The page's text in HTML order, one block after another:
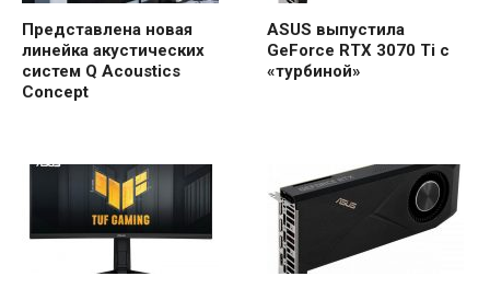
Представлена ​​новая
линейка акустических
систем Q Acoustics
Concept
ASUS выпустила
GeForce RTX 3070 Ti с
«турбиной»